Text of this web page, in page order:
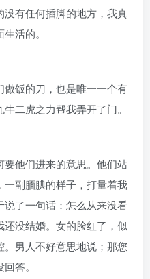
有任何插脚的地方，我真
活的。
饭的刀，也是唯一一个有
二虎之力帮我弄开了门。
他们进来的意思。他们站
副腼腆的样子，打量着我
了一句话：怎么从来没看
还没结婚。女的脸红了，似
男人不好意思地说；那您
答。